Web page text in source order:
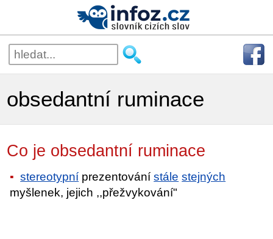
obsedantní ruminace
Co je obsedantní ruminace
stereotypní prezentovánístále stejných
myšlenek, jejich ,,přežvykování"